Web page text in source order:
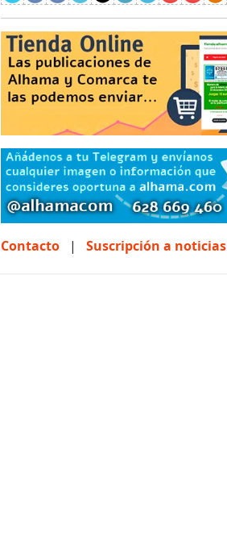
Contacto | Suscripción a noticias